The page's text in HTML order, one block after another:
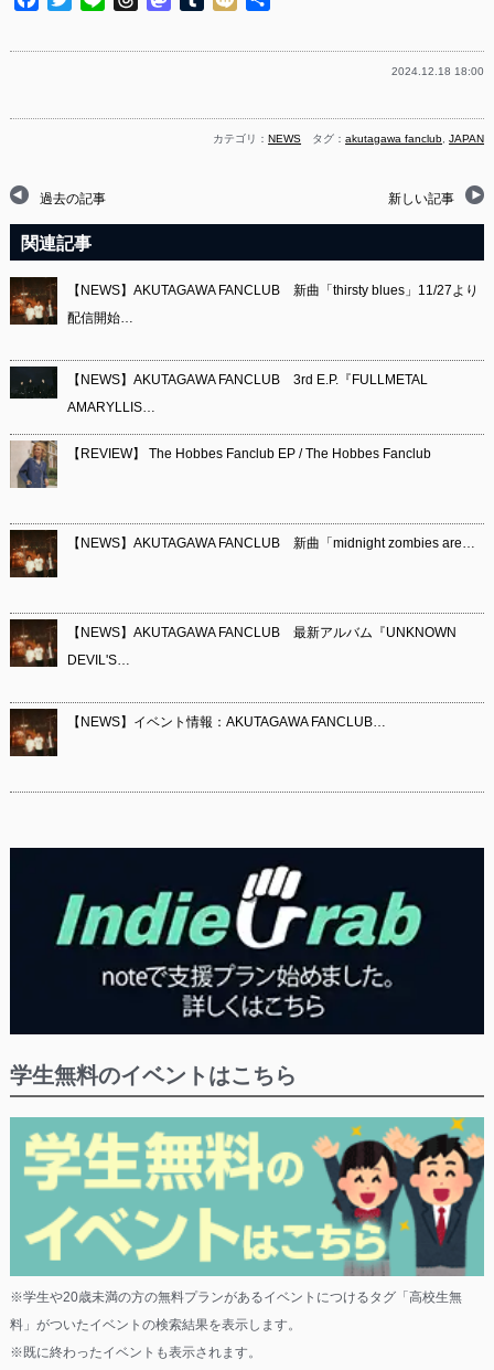
2024.12.18 18:00
カテゴリ： NEWS タグ：akutagawa fanclub,JAPAN
過去の記事 新しい記事
関連記事
【NEWS】AKUTAGAWA FANCLUB 新曲「thirsty blues」11/27より
配信開始…
【NEWS】AKUTAGAWA FANCLUB 3rd E.P.『FULLMETAL
AMARYLLIS…
【REVIEW】 The Hobbes Fanclub EP / The Hobbes Fanclub
【NEWS】AKUTAGAWA FANCLUB 新曲「midnight zombies are…
【NEWS】AKUTAGAWA FANCLUB 最新アルバム『UNKNOWN
DEVIL'S…
【NEWS】イベント情報：AKUTAGAWA FANCLUB…
学生無料のイベントはこちら
※学生や20歳未満の方の無料プランがあるイベントにつけるタグ「高校生無
料」がついたイベントの検索結果を表示します。
※既に終わったイベントも表示されます。